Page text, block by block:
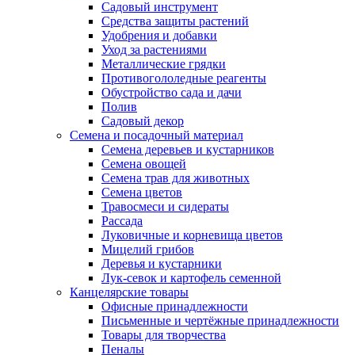
Садовый инструмент
Средства защиты растений
Удобрения и добавки
Уход за растениями
Металлические грядки
Противогололедные реагенты
Обустройство сада и дачи
Полив
Садовый декор
Семена и посадочный материал
Семена деревьев и кустарников
Семена овощей
Семена трав для животных
Семена цветов
Травосмеси и сидераты
Рассада
Луковичные и корневища цветов
Мицелий грибов
Деревья и кустарники
Лук-севок и картофель семенной
Канцелярские товары
Офисные принадлежности
Письменные и чертёжные принадлежности
Товары для творчества
Пеналы